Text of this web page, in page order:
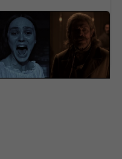
Na Netflix dorazila
geniálna novinka aj s
dabingom. Má aj
slovenský rukopis